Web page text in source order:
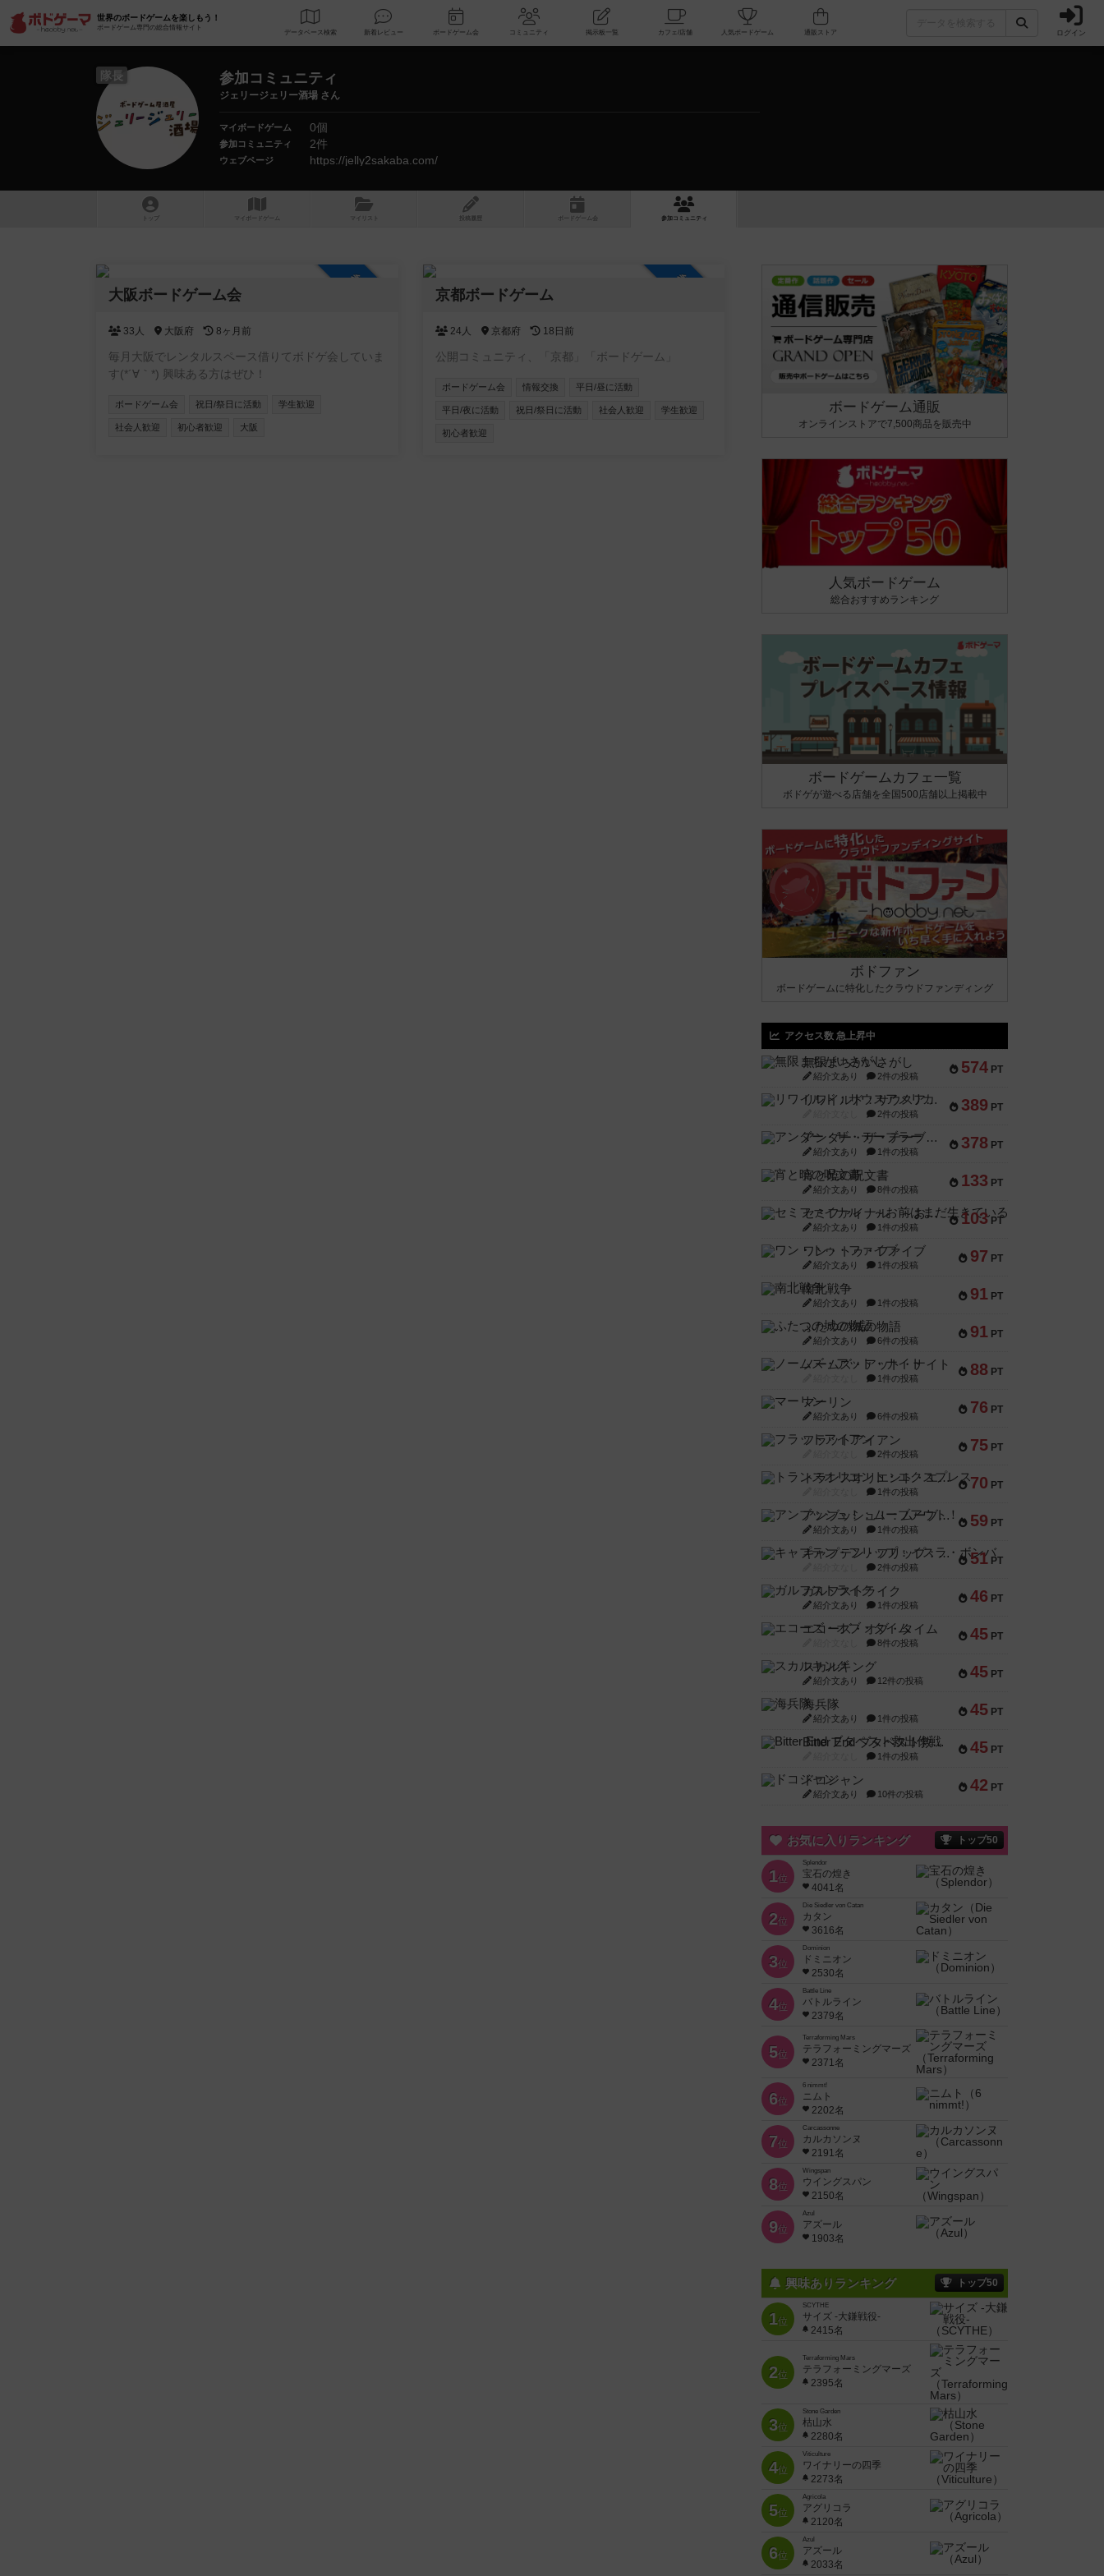
世界のボードゲームを楽しもう！
ボードゲーム専門の総合情報サイト
データベース 検索 新着レビュー ボードゲーム会 コミュニティ 掲示板一覧 カフェ/店舗 人気ボードゲーム ログイン
隊長 参加コミュニティ
ジェリージェリー酒場 さん
マイボードゲーム 0個
参加コミュニティ 2件
ウェブページ https://jelly2sakaba.com/
トップ マイボードゲーム マイリスト 投稿履歴 ボ ドゲ ーム 参加 コミュニティ
大阪ボードゲーム会
33人 大阪府 8ヶ月前
毎月大阪でレンタルスペース借りてボドゲ会していま
す(*´∀｀*) 興味ある方はぜひ！
ボードゲーム会 祝日/祭日に活動 学生歓迎
社会人歓迎 初心者歓迎 大阪
京都ボードゲーム
24人 京都府 18日前
公開コミュニティ、「京都」「ボードゲーム」
ボードゲーム会 情報交換 平日/昼に活動
平日/夜に活動 祝日/祭日に活動 社会人歓迎 学生歓迎
初心者歓迎
ボードゲーム通販
オンラインストアで7,500商品を販売中
人気ボードゲーム
総合おすすめランキング
ボードゲームカフェ一覧
ボドゲが遊べる店舗を全国500店舗以上掲載中
ボドファン
ボードゲームに特化したクラウドファンディング
アクセス数 急上昇中
574 PT
無限まちがいさがし
紹介文あり 2件の投稿
389 PT
リワイルド：サウスアメリカ
2件の投稿
378 PT
アンダー・ザ・テーブラー
紹介文あり 1件の投稿
133 PT
宵と暁の呪文書
紹介文あり 8件の投稿
103 PT
セミファイナル ～お前はまだ生きている～
紹介文あり 1件の投稿
97 PT
ワン・トゥ・ファイブ
紹介文あり 1件の投稿
91 PT
南北戦争
紹介文あり 1件の投稿
91 PT
ふたつの城の物語
紹介文あり 6件の投稿
88 PT
ノームズ・アット・ナイト
1件の投稿
76 PT
マーリン
紹介文あり 6件の投稿
75 PT
フラットアイアン
2件の投稿
70 PT
トランスオリエント・エクスプレス
1件の投稿
59 PT
アンブッシュ！：ムーブアウト！
紹介文あり 1件の投稿
51 PT
キャプテン・フリップ：イスラ・ボンバ
2件の投稿
46 PT
ガルフストライク
紹介文あり 1件の投稿
45 PT
エコーズ・オブ・タイム
8件の投稿
45 PT
スカルキング
紹介文あり 12件の投稿
45 PT
海兵隊
紹介文あり 1件の投稿
45 PT
Bitter End ブタペスト救出作戦
1件の投稿
42 PT
ドコジャン
紹介文あり 10件の投稿
お気に入りランキング トップ50
1位
Splendor
宝石の煌き
4041名
2位
Die Siedler von Catan
カタン
3616名
3位
Dominion
ドミニオン
2530名
4位
Battle Line
バトルライン
2379名
5位
Terraforming Mars
テラフォーミングマーズ
2371名
6位
6 nimmt!
ニムト
2202名
7位
Carcassonne
カルカソンヌ
2191名
8位
Wingspan
ウイングスパン
2150名
9位
Azul
アズール
1903名
興味ありランキング トップ50
1位
SCYTHE
サイズ -大鎌戦役-
2415名
2位
Terraforming Mars
テラフォーミングマーズ
2395名
3位
Stone Garden
枯山水
2280名
4位
Viticulture
ワイナリーの四季
2273名
5位
Agricola
アグリコラ
2120名
6位
Azul
アズール
2033名